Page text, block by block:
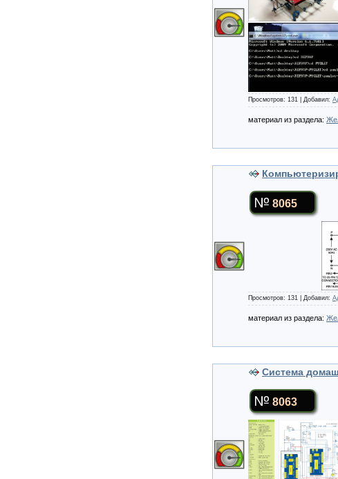
Просмотров: 131 | Добавил:
материал из раздела:
8065
Просмотров: 131 | Добавил:
материал из раздела:
Система
8063